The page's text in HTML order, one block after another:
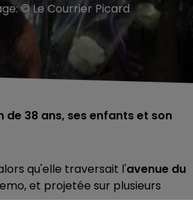
© Le Courrier Picard
38 ans, ses enfants et son
qu'elle traversait l'avenue du
et projetée sur plusieurs